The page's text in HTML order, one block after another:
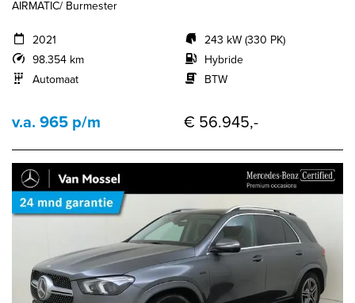
AIRMATIC/ Burmester
2021
98.354 km
Automaat
243 kW (330 PK)
Hybride
BTW
v.a. 965 p/m € 56.945,-